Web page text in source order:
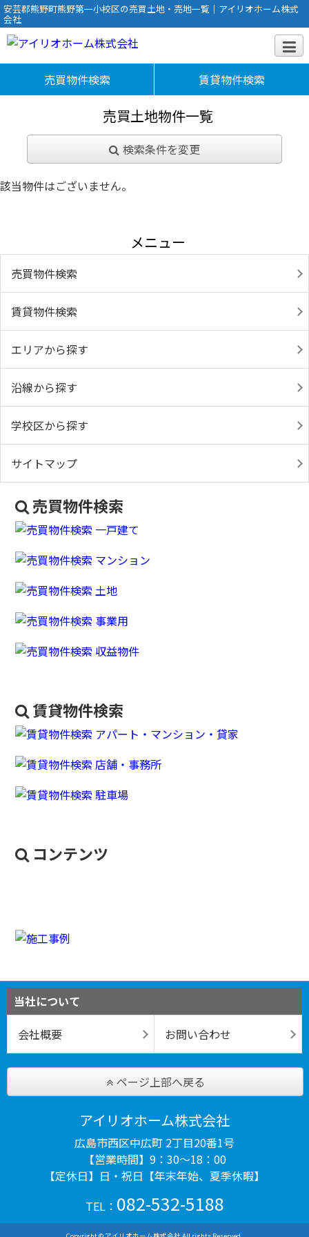
安芸郡熊野町熊野第一小校区の売買土地・売地一覧｜アイリオホーム株式
会社
売買物件検索 賃貸物件検索
売買土地物件一覧
検索条件を変更
該当物件はございません。
メニュー
売買物件検索
賃貸物件検索
エリアから探す
沿線から探す
学校区から探す
サイトマップ
売買物件検索
賃貸物件検索
コンテンツ
当社について
会社概要
お問い合わせ
ページ上部へ戻る
アイリオホーム株式会社
広島市西区中広町 2丁目20番1号
【営業時間】9：30～18：00
【定休日】日・祝日【年末年始、夏季休暇】
TEL： 082-532-5188